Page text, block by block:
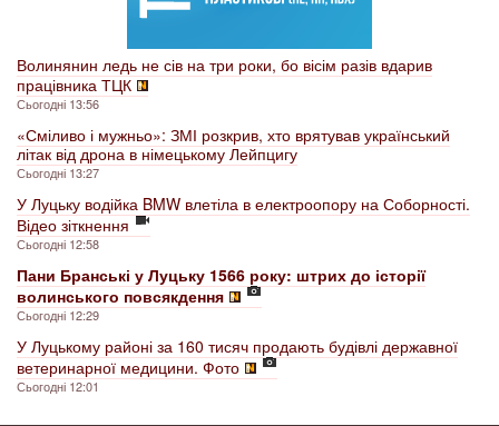
Волинянин ледь не сів на три роки, бо вісім разів вдарив
працівника ТЦК
Сьогодні 13:56
«Сміливо і мужньо»: ЗМІ розкрив, хто врятував український
літак від дрона в німецькому Лейпцигу
Сьогодні 13:27
У Луцьку водійка BMW влетіла в електроопору на Соборності.
Відео зіткнення
Сьогодні 12:58
Пани Бранські у Луцьку 1566 року: штрих до історії
волинського повсякдення
Сьогодні 12:29
У Луцькому районі за 160 тисяч продають будівлі державної
ветеринарної медицини. Фото
Сьогодні 12:01